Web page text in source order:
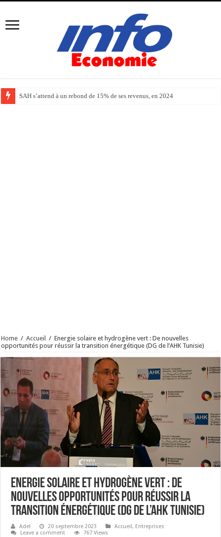
SAH s’attend à un rebond de 15% de ses revenus, en 2024
Home / Accueil / Energie solaire et hydrogène vert : De nouvelles
opportunités pour réussir la transition énergétique (DG de l’AHK Tunisie)
Energie solaire et hydrogène vert : De
nouvelles opportunités pour réussir la
transition énergétique (DG de l’AHK Tunisie)
Adel 20 septembre 2023 Accueil, Entreprises
Leave a comment
767 Views